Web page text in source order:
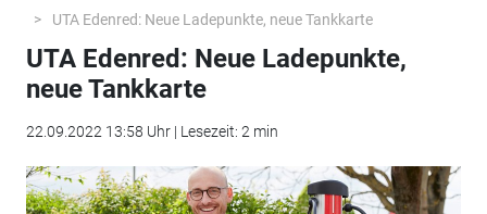
UTA Edenred: Neue Ladepunkte, neue Tankkarte
UTA Edenred: Neue Ladepunkte,
neue Tankkarte
22.09.2022 13:58 Uhr | Lesezeit: 2 min